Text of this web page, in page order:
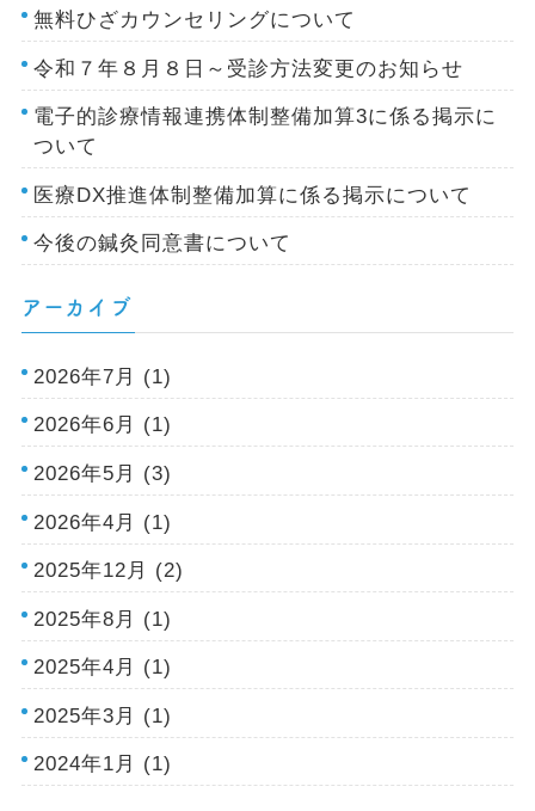
無料ひざカウンセリングについて
令和７年８月８日～受診方法変更のお知らせ
電子的診療情報連携体制整備加算3に係る掲示に
ついて
医療DX推進体制整備加算に係る掲示について
今後の鍼灸同意書について
アーカイブ
2026年7月 (1)
2026年6月 (1)
2026年5月 (3)
2026年4月 (1)
2025年12月 (2)
2025年8月 (1)
2025年4月 (1)
2025年3月 (1)
2024年1月 (1)